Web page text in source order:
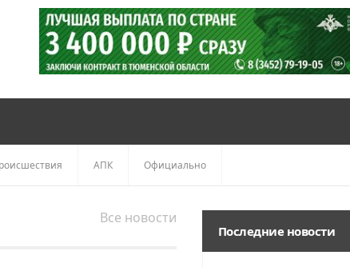
АПК Официально
Все новости
Последние новости